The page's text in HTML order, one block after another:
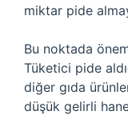
miktar pide
Bu noktada
Tüketici pide
diğer gıda
düşük gelirli